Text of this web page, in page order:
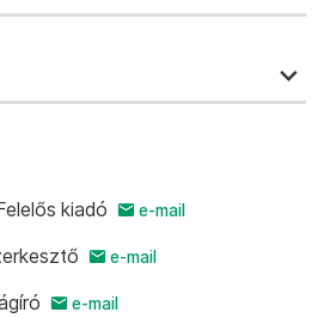
kiadó e-mail
e-mail
e-mail